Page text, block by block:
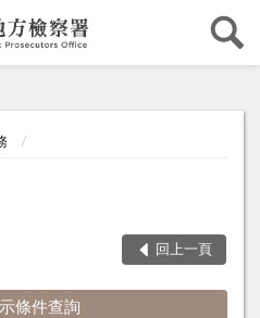
回上一頁
條件查詢